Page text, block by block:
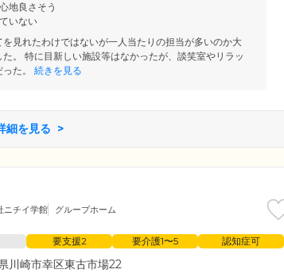
安心ください。日々できることを継続していく
地良さそう
いない
見れたわけではないが一人当たりの担当が多いのか大
。 特に目新しい施設等はなかったが、談笑室やリラッ
た。
続きを見る
細を見る
ニチイ学館 グループホーム
要支援2 要介護1〜5 認知症可
川崎市幸区東古市場22